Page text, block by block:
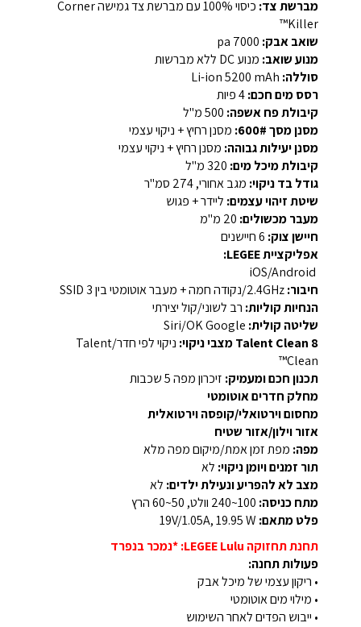
מברשת צד:
כיסוי 100% עם מברשת צד גמישה Corner
Killer™
שואב אבק:
מנוע שואב: מנוע DC ללא מברשות
סוללה:
רסס מים חכם:
קיבולת פח אשפה:
מסנן מסך 600#:
מסנן רחיץ + ניקוי עצמי
מסנן יעילות גבוהה: מסנן רחיץ + ניקוי עצמי
קיבולת מיכל מים:
גודל בד ניקוי: מגב אחורי, 274 סמ"ר
שיטת זיהוי עצמים: ליידר + פגוש
מעבר מכשולים:
חיישן צוק:
אפליקציית LEGEE:
חיבור:
הנחיות קוליות: רב לשוני/קול יצירתי
שליטה קולית:
Talent Clean 8 מצבי ניקוי:
ניקוי לפי חדר/Talent
Clean™
תכנון חכם ומעמיק: זיכרון מפה 5 שכבות
מחלק חדרים אוטומטי
מחסום וירטואלי/קופסה וירטואלית
אזור וילון/אזור שטיח
מפה: מפת זמן אמת/מיקום מפה מלא
תור זמנים ויומן ניקוי: לא
מצב לא להפריע ונעילת ילדים: לא
מתח כניסה:
פלט מתאם:
תחנת תחזוקה LEGEE Lulu: *נמכר בנפרד
פעולות תחנה:
• ריקון עצמי של מיכל אבק
• מילוי מים אוטומטי
• ייבוש הפדים לאחר השימוש